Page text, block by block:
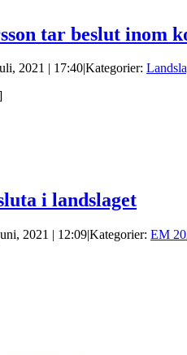
tar beslut inom
2021 | 17:40|Kategorier:
i landslaget
2021 | 12:09|Kategorier: EM